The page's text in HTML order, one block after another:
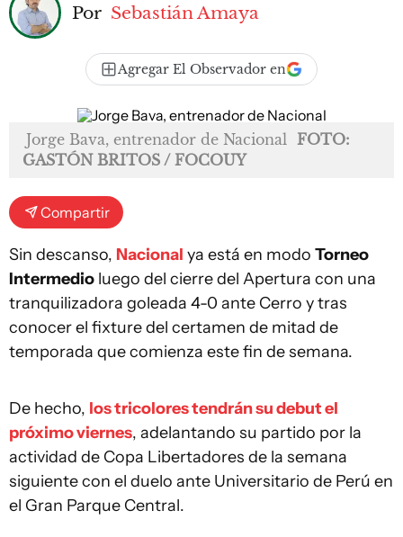
Por Sebastián Amaya
Agregar El Observador en
Jorge Bava, entrenador de Nacional FOTO:
GASTÓN BRITOS / FOCOUY
Compartir
Sin descanso, Nacional ya está en modo Torneo
Intermedio luego del cierre del Apertura con una
tranquilizadora goleada 4-0 ante Cerro y tras
conocer el fixture del certamen de mitad de
temporada que comienza este fin de semana.
De hecho, los tricolores tendrán su debut el
próximo viernes, adelantando su partido por la
actividad de Copa Libertadores de la semana
siguiente con el duelo ante Universitario de Perú en
el Gran Parque Central.